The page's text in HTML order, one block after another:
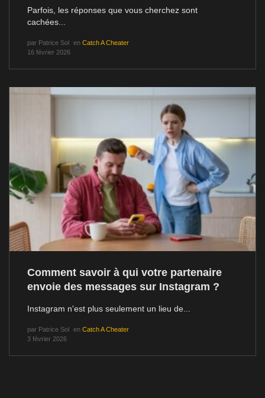
Parfois, les réponses que vous cherchez sont
cachées...
par Patrice Sol en Catch A Cheater
16 février 2026
Comment savoir à qui votre partenaire
envoie des messages sur Instagram ?
Instagram n'est plus seulement un lieu de...
par Patrice Sol en Catch A Cheater
3 février 2026